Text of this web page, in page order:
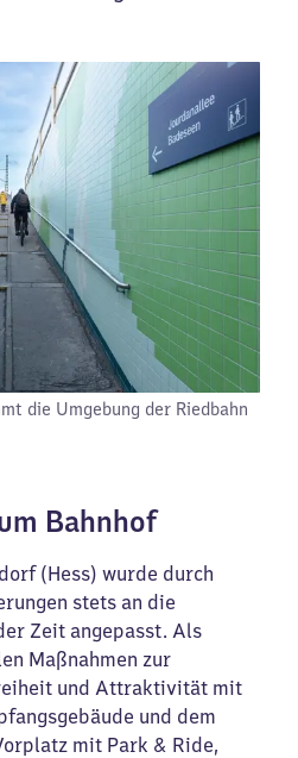
die Umgebung der Riedbahn
Bahnhof
(Hess) wurde durch
stets an die
Zeit angepasst. Als
Maßnahmen zur
und Attraktivität mit
und dem
mit Park & Ride,